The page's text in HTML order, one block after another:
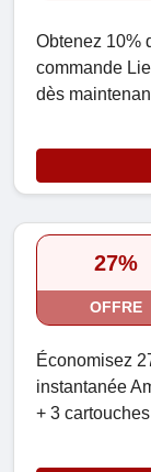
Obtenez 10%
commande
dès
27%
OFFRE
Économisez
instantanée
+ 3 cartouches